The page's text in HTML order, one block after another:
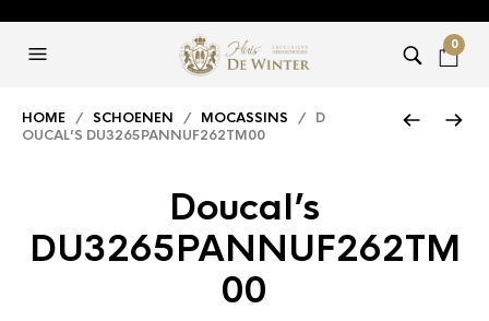
0
HOME / SCHOENEN / MOCASSINS / D
OUCAL’S DU3265PANNUF262TM00
Doucal’s
DU3265PANNUF262TM
00